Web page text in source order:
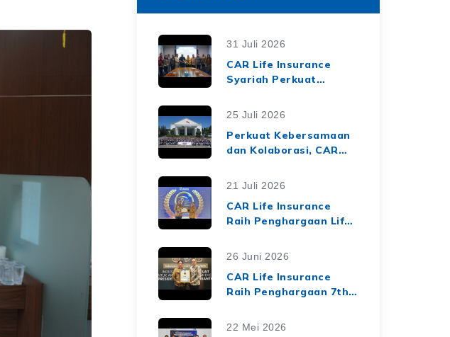
31 Juli 2026
CAR Life Insurance
Syariah Perkuat
Syariah melalui Kerja
Syariah dengan Tiga
BPRS di Lampung
25 Juli 2026
Perkuat Kebersamaan
dan Kolaborasi, CAR
Employee Gathering
"Harmoni Nusantara,
Sinergi Berkelanjutan"
21 Juli 2026
CAR Life Insurance
Raih Penghargaan Life
Market Leaders 2026
26 Juni 2026
CAR Life Insurance
Raih Penghargaan 7th
Companies Awards
22 Mei 2026